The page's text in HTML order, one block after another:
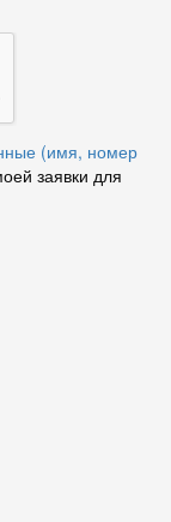
(имя, номер
заявки для